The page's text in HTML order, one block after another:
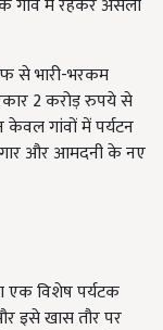
गांव में रहकर असली
से भारी-भरकम
2 करोड़ रुपये से
गांवों में पर्यटन
और आमदनी के नए
एक विशेष पर्यटक
इसे खास तौर पर